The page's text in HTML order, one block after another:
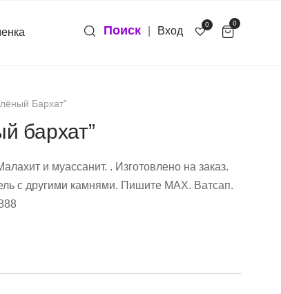
Поиск Вход
0 0
Бархат”
бархат”
и муассанит. . Изготовлено на заказ.
с другими камнями. Пишите МАХ. Ватсап.